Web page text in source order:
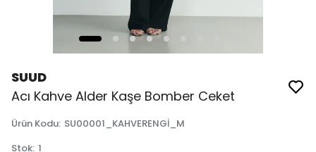
SUUD
Acı Kahve Alder Kaşe Bomber Ceket
Ürün Kodu: SU00001_KAHVERENGİ_M
Stok: 1